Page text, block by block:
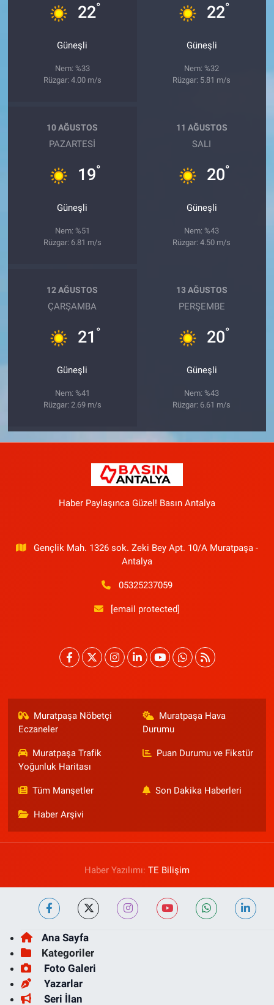
22°
Güneşli
Nem: %33
Rüzgar: 4.00 m/s
22°
Güneşli
Nem: %32
Rüzgar: 5.81 m/s
10 AĞUSTOS
PAZARTESI
19°
Güneşli
Nem: %51
Rüzgar: 6.81 m/s
11 AĞUSTOS
SALI
20°
Güneşli
Nem: %43
Rüzgar: 4.50 m/s
12 AĞUSTOS
ÇARŞAMBA
21 °
Güneşli
Nem: %41
Rüzgar: 2.69 m/s
13 AĞUSTOS
PERŞEMBE
20°
Güneşli
Nem: %43
Rüzgar: 6.61 m/s
Haber Paylaşınca Güzel! Basın Antalya
Gençlik Mah. 1326 sok. Zeki Bey Apt. 10/A Muratpaşa -
Antalya
05325237059
[email protected]
Muratpaşa Nöbetçi
Eczaneler
Muratpaşa Hava
Durumu
Muratpaşa Trafik
Yoğunluk Haritası
Puan Durumu ve Fikstür
Tüm Manşetler Son Dakika Haberleri
Haber Arşivi
Haber Yazılımı: TE Bilişim
Ana Sayfa
Kategoriler
Foto Galeri
Yazarlar
Seri İlan